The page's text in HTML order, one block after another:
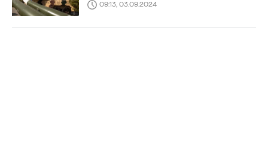
09:13, 03.09.2024